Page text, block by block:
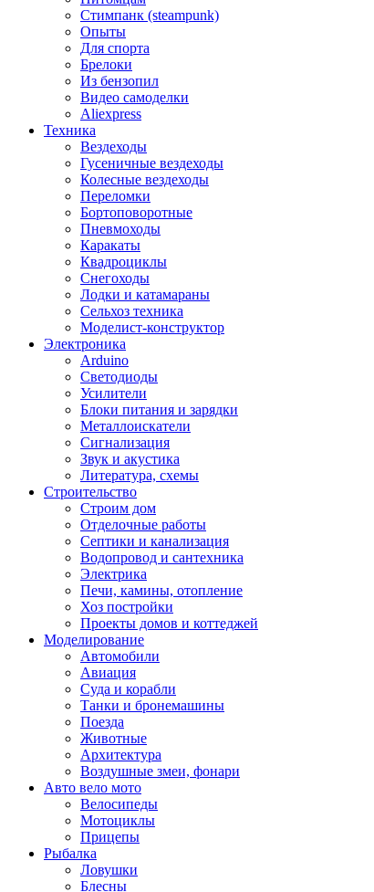
Стимпанк (steampunk)
Опыты
Для спорта
Брелоки
Из бензопил
Видео самоделки
Aliexpress
Техника
Вездеходы
Гусеничные вездеходы
Колесные вездеходы
Переломки
Бортоповоротные
Пневмоходы
Каракаты
Квадроциклы
Снегоходы
Лодки и катамараны
Сельхоз техника
Моделист-конструктор
Электроника
Arduino
Светодиоды
Усилители
Блоки питания и зарядки
Металлоискатели
Сигнализация
Звук и акустика
Литература, схемы
Строительство
Строим дом
Отделочные работы
Септики и канализация
Водопровод и сантехника
Электрика
Печи, камины, отопление
Хоз постройки
Проекты домов и коттеджей
Моделирование
Автомобили
Авиация
Суда и корабли
Танки и бронемашины
Поезда
Животные
Архитектура
Воздушные змеи, фонари
Авто вело мото
Велосипеды
Мотоциклы
Прицепы
Рыбалка
Ловушки
Блесны